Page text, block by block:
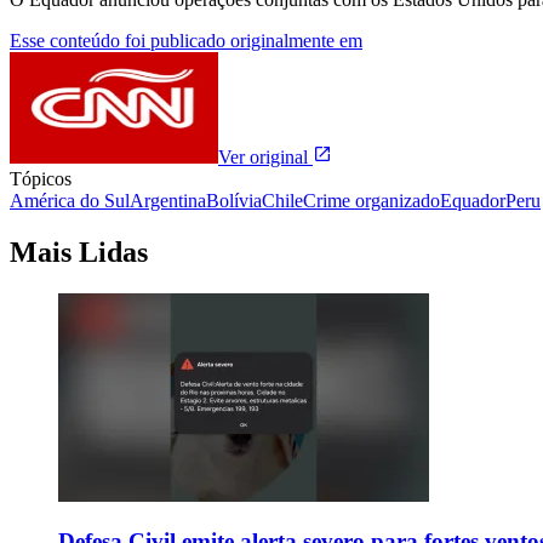
Esse conteúdo foi publicado originalmente em
Ver original
Tópicos
América do SulArgentinaBolíviaChileCrime organizadoEquadorPeru
Mais Lidas